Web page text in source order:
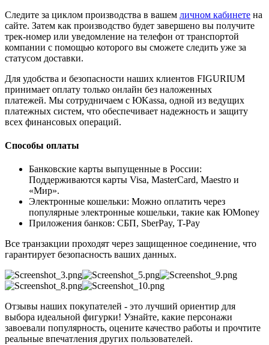
Следите за циклом производства в вашем личном кабинете на
сайте. Затем как производство будет завершено вы получите
трек-номер или уведомление на телефон от транспортой
компании с помощью которого вы сможете следить уже за
статусом доставки.
Для удобства и безопасности наших клиентов FIGURIUM
принимает оплату только онлайн без наложенных
платежей. Мы сотрудничаем с ЮKassa, одной из ведущих
платежных систем, что обеспечивает надежность и защиту
всех финансовых операций.
Способы оплаты
Банковские карты выпущенные в России:
Поддерживаются карты Visa, MasterCard, Maestro и
«Мир».
Электронные кошельки: Можно оплатить через
популярные электронные кошельки, такие как ЮMoney
Приложения банков: СБП, SberPay, T-Pay
Все транзакции проходят через защищенное соединение, что
гарантирует безопасность ваших данных.
Отзывы наших покупателей - это лучший ориентир для
выбора идеальной фигурки! Узнайте, какие персонажи
завоевали популярность, оцените качество работы и прочтите
реальные впечатления других пользователей.